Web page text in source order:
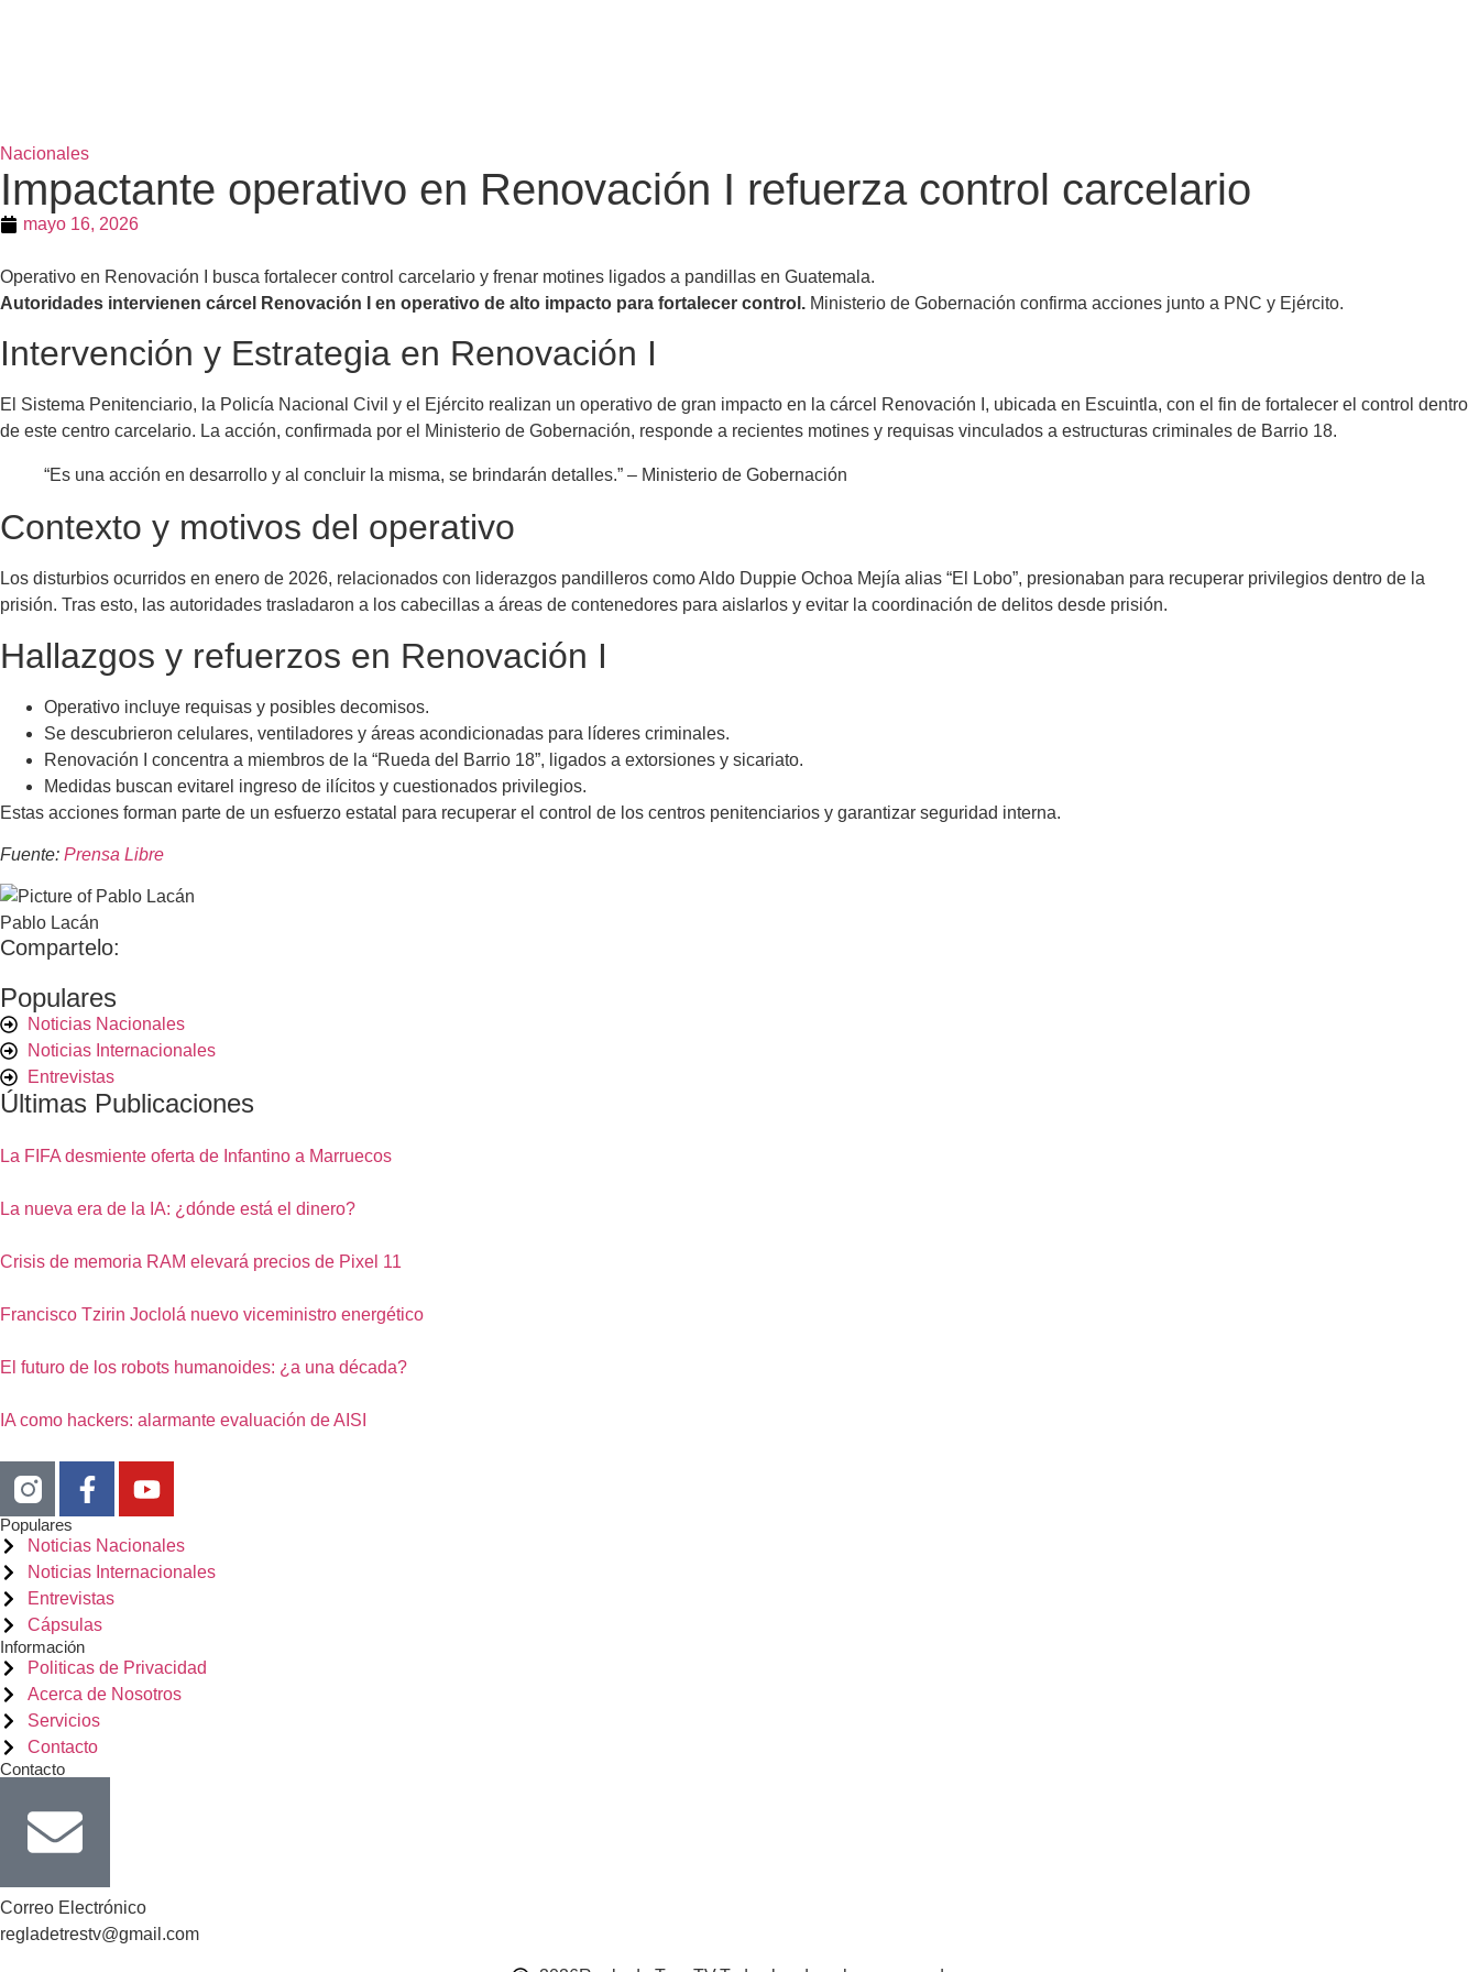
Nacionales
Impactante operativo en Renovación I refuerza control carcelario
mayo 16, 2026
Operativo en Renovación I busca fortalecer control carcelario y frenar motines ligados a pandillas en Guatemala.
Autoridades intervienen cárcel Renovación I en operativo de alto impacto para fortalecer control. Ministerio de Gobernación confirma acciones junto a PNC y Ejército.
Intervención y Estrategia en Renovación I
El Sistema Penitenciario, la Policía Nacional Civil y el Ejército realizan un operativo de gran impacto en la cárcel Renovación I, ubicada en Escuintla, con el fin de fortalecer el control dentro
de este centro carcelario. La acción, confirmada por el Ministerio de Gobernación, responde a recientes motines y requisas vinculados a estructuras criminales de Barrio 18.
“Es una acción en desarrollo y al concluir la misma, se brindarán detalles.” – Ministerio de Gobernación
Contexto y motivos del operativo
Los disturbios ocurridos en enero de 2026, relacionados con liderazgos pandilleros como Aldo Duppie Ochoa Mejía alias “El Lobo”, presionaban para recuperar privilegios dentro de la
prisión. Tras esto, las autoridades trasladaron a los cabecillas a áreas de contenedores para aislarlos y evitar la coordinación de delitos desde prisión.
Hallazgos y refuerzos en Renovación I
Operativo incluye requisas y posibles decomisos.
Se descubrieron celulares, ventiladores y áreas acondicionadas para líderes criminales.
Renovación I concentra a miembros de la “Rueda del Barrio 18”, ligados a extorsiones y sicariato.
Medidas buscan evitarel ingreso de ilícitos y cuestionados privilegios.
Estas acciones forman parte de un esfuerzo estatal para recuperar el control de los centros penitenciarios y garantizar seguridad interna.
Fuente: Prensa Libre
Pablo Lacán
Compartelo:
Populares
Noticias Nacionales
Noticias Internacionales
Entrevistas
Últimas Publicaciones
La FIFA desmiente oferta de Infantino a Marruecos
La nueva era de la IA: ¿dónde está el dinero?
Crisis de memoria RAM elevará precios de Pixel 11
Francisco Tzirin Joclolá nuevo viceministro energético
El futuro de los robots humanoides: ¿a una década?
IA como hackers: alarmante evaluación de AISI
Populares
Noticias Nacionales
Noticias Internacionales
Entrevistas
Cápsulas
Información
Politicas de Privacidad
Acerca de Nosotros
Servicios
Contacto
Contacto
Correo Electrónico
regladetrestv@gmail.com